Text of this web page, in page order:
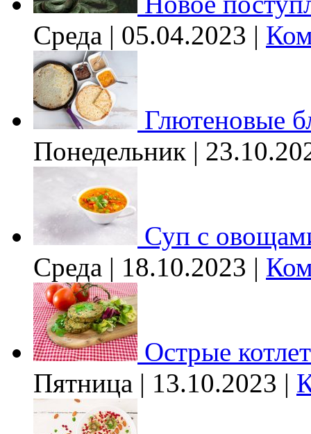
Среда | 05.04.2023 |
Глютеновые
Понедельник |
Суп с
Среда | 18.10.2023 |
Острые
Пятница | 13.10.2023 |